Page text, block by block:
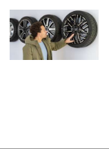
specială cu aspectul
interior.
fresh de
de stil clasic -
între trecut şi
demonstrează
contribuie la